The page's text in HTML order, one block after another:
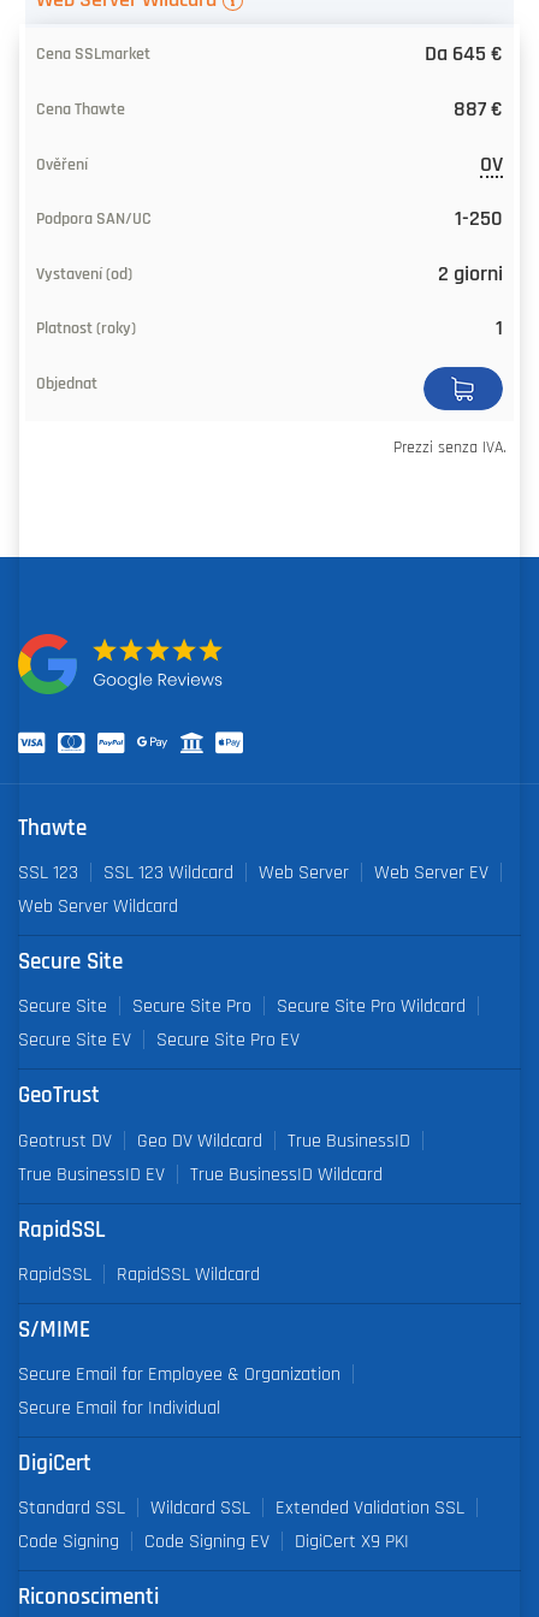
Prezzi senza IVA.
Da 645 €
887 €
OV
1-250
2 giorni
1
Thawte
SSL 123 SSL 123 Wildcard Web Server
Web Server EV
Web Server Wildcard
Secure Site
Secure Site Secure Site Pro
Secure Site Pro Wildcard
Secure Site EV
Secure Site Pro EV
GeoTrust
Geotrust DV Geo DV Wildcard
True BusinessID
True BusinessID EV
True BusinessID Wildcard
RapidSSL
RapidSSL RapidSSL Wildcard
S/MIME
Secure Email for Employee & Organization
Secure Email for Individual
DigiCert
Standard SSL Wildcard SSL
Extended Validation SSL
Code Signing
Code Signing EV DigiCert X9 PKI
Riconoscimenti